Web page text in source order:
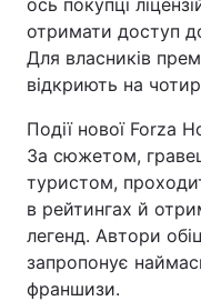
отримати доступ
Для власників
відкриють на
Події нової Forza
За сюжетом,
туристом,
в рейтингах й
легенд. Автори
запропонує
франшизи.